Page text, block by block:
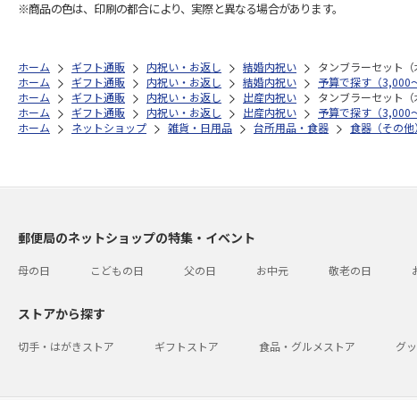
※商品の色は、印刷の都合により、実際と異なる場合があります。
ホーム ギフト通販 内祝い・お返し 結婚内祝い
タンブラーセット
ホーム
ギフト通販 内祝い・お返し 結婚内祝い 予算で探す（3,000
ホーム
ギフト通販 内祝い・お返し 出産内祝い
タンブラーセット
ホーム
ギフト通販 内祝い・お返し 出産内祝い 予算で探す（3,000
ホーム
ネットショップ 雑貨・日用品 台所用品・食器 食器（その他）
郵便局のネットショップの特集・イベント
母の日 こどもの日 父の日 お中元 敬老の日
ストアから探す
切手・はがきストア ギフトストア 食品・グルメストア グ